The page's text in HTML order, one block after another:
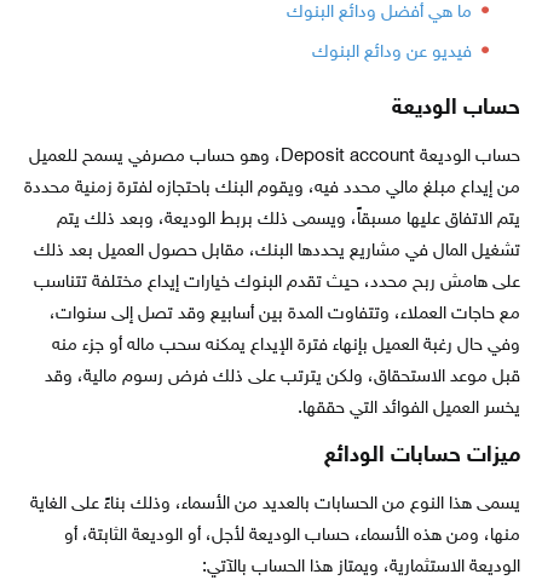
ما هي أفضل ودائع البنوك
فيديو عن ودائع البنوك
حساب الوديعة
حساب الوديعة Deposit account، وهو حساب مصرفي يسمح للعميل
من إيداع مبلغ مالي محدد فيه، ويقوم البنك باحتجازه لفترة زمنية محددة
يتم الاتفاق عليها مسبقاً، ويسمى ذلك بربط الوديعة، وبعد ذلك يتم
تشغيل المال في مشاريع يحددها البنك، مقابل حصول العميل بعد ذلك
على هامش ربح محدد، حيث تقدم البنوك خيارات إيداع مختلفة تتناسب
مع حاجات العملاء، وتتفاوت المدة بين أسابيع وقد تصل إلى سنوات،
وفي حال رغبة العميل بإنهاء فترة الإيداع يمكنه سحب ماله أو جزء منه
قبل موعد الاستحقاق، ولكن يترتب على ذلك فرض رسوم مالية، وقد
يخسر العميل الفوائد التي حققها.
ميزات حسابات الودائع
يسمى هذا النوع من الحسابات بالعديد من الأسماء، وذلك بناءً على الغاية
منها، ومن هذه الأسماء، حساب الوديعة لأجل، أو الوديعة الثابتة، أو
الوديعة الاستثمارية، ويمتاز هذا الحساب بالآتي: